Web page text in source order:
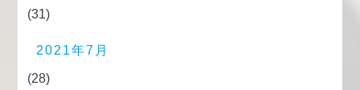
(31)
2021年7月
(28)